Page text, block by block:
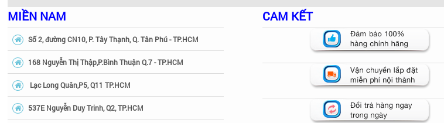
MIỀN NAM
Số 2, đường CN10, P. Tây Thạnh, Q. Tân Phú - TP.HCM
168 Nguyễn Thị Thập,P.Bình Thuận Q.7 - TP.HCM
Lạc Long Quân,P5, Q11 TP.HCM
537E Nguyễn Duy Trinh, Q2, TP.HCM
CAM KẾT